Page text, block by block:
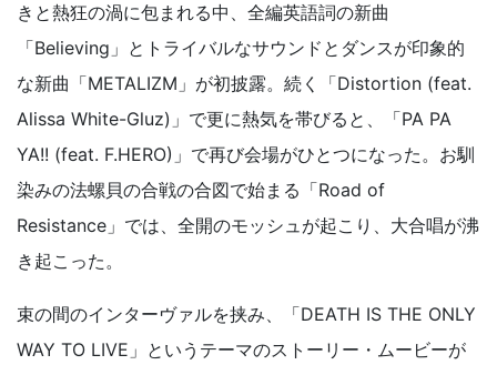
きと熱狂の渦に包まれる中、全編英語詞の新曲
「Believing」とトライバルなサウンドとダンスが印象的
な新曲「METALIZM」が初披露。続く「Distortion (feat.
Alissa White-Gluz)」で更に熱気を帯びると、「PA PA
YA!! (feat. F.HERO)」で再び会場がひとつになった。お馴
染みの法螺貝の合戦の合図で始まる「Road of
Resistance」では、全開のモッシュが起こり、大合唱が沸
き起こった。
束の間のインターヴァルを挟み、「DEATH IS THE ONLY
WAY TO LIVE」というテーマのストーリー・ムービーが